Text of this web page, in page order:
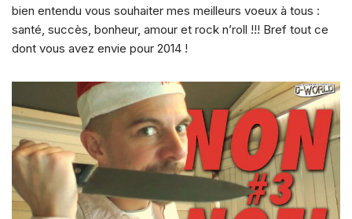
bien entendu vous souhaiter mes meilleurs voeux à tous :
santé, succès, bonheur, amour et rock n’roll !!! Bref tout ce
dont vous avez envie pour 2014 !